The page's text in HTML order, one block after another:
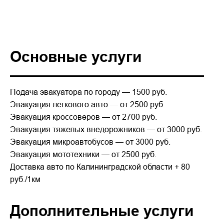
Основные услуги
Подача эвакуатора по городу — 1500 руб.
Эвакуация легкового авто — от 2500 руб.
Эвакуация кроссоверов — от 2700 руб.
Эвакуация тяжелых внедорожников — от 3000 руб.
Эвакуация микроавтобусов — от 3000 руб.
Эвакуация мототехники — от 2500 руб.
Доставка авто по Калининградской области + 80
руб./1км
Дополнительные услуги